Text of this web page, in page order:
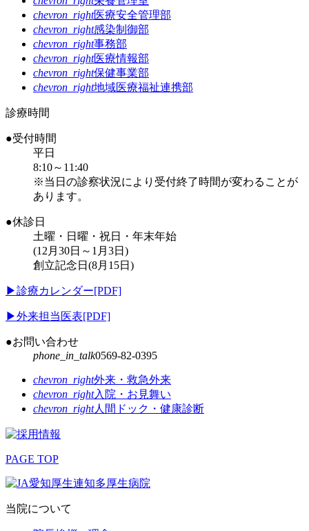
chevron_right医療安全管理部
chevron_right感染制御部
chevron_right事務部
chevron_right医療情報部
chevron_right保健事業部
chevron_right地域医療福祉連携部
診療時間
●受付時間
平日
8:10～11:40
※当日の診察状況により受付終了時間が変わることが
あります。
●休診日
土曜・日曜・祝日・年末年始
(12月30日～1月3日)
創立記念日(8月15日)
▶診療カレンダー[PDF]
▶外来担当医表[PDF]
●お問い合わせ
phone_in_talk0569-82-0395
chevron_right外来・救急外来
chevron_right入院・お見舞い
chevron_right人間ドック・健康診断
PAGE TOP
当院について